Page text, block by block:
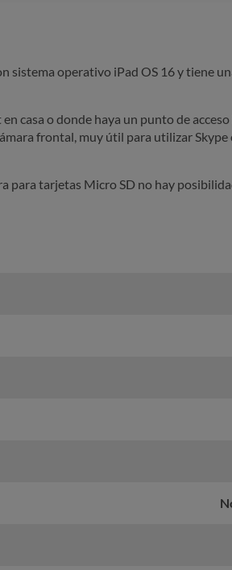
sistema operativo iPad OS 16 y tiene
casa o donde haya un punto de
frontal, muy útil para utilizar Skype
para tarjetas Micro SD no hay